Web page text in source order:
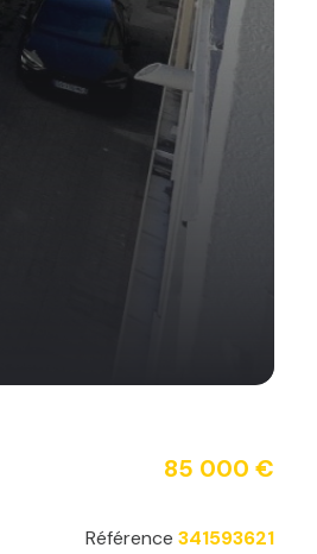
85 000 €
Référence 341593621